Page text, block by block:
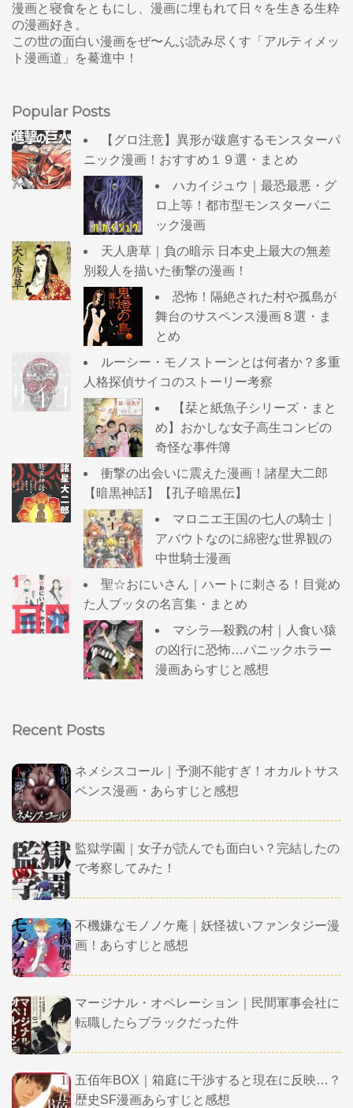
漫画と寝食をともにし、漫画に埋もれて日々を生きる生粋
の漫画好き。
この世の面白い漫画をぜ〜んぶ読み尽くす「アルティメッ
ト漫画道」を驀進中！
Popular Posts
【グロ注意】異形が跋扈するモンスターパ
ニック漫画！おすすめ１９選・まとめ
ハカイジュウ｜最恐最悪・グ
ロ上等！都市型モンスターパニ
ック漫画
天人唐草｜負の暗示 日本史上最大の無差
別殺人を描いた衝撃の漫画！
恐怖！隔絶された村や孤島が
舞台のサスペンス漫画８選・ま
とめ
ルーシー・モノストーンとは何者か？多重
人格探偵サイコのストーリー考察
【栞と紙魚子シリーズ・まと
め】おかしな女子高生コンビの
奇怪な事件簿
衝撃の出会いに震えた漫画！諸星大二郎
【暗黒神話】【孔子暗黒伝】
マロニエ王国の七人の騎士｜
アバウトなのに綿密な世界観の
中世騎士漫画
聖☆おにいさん｜ハートに刺さる！目覚め
た人ブッタの名言集・まとめ
マシラ―殺戮の村｜人食い猿
の凶行に恐怖…パニックホラー
漫画あらすじと感想
Recent Posts
ネメシスコール｜予測不能すぎ！オカルトサス
ペンス漫画・あらすじと感想
監獄学園｜女子が読んでも面白い？完結したの
で考察してみた！
不機嫌なモノノケ庵｜妖怪祓いファンタジー漫
画！あらすじと感想
マージナル・オペレーション｜民間軍事会社に
転職したらブラックだった件
五佰年BOX｜箱庭に干渉すると現在に反映…？
歴史SF漫画あらすじと感想